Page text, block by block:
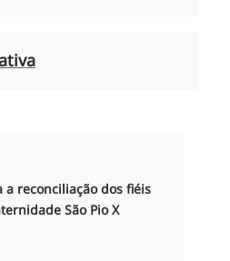
a reconciliação dos fiéis
São Pio X